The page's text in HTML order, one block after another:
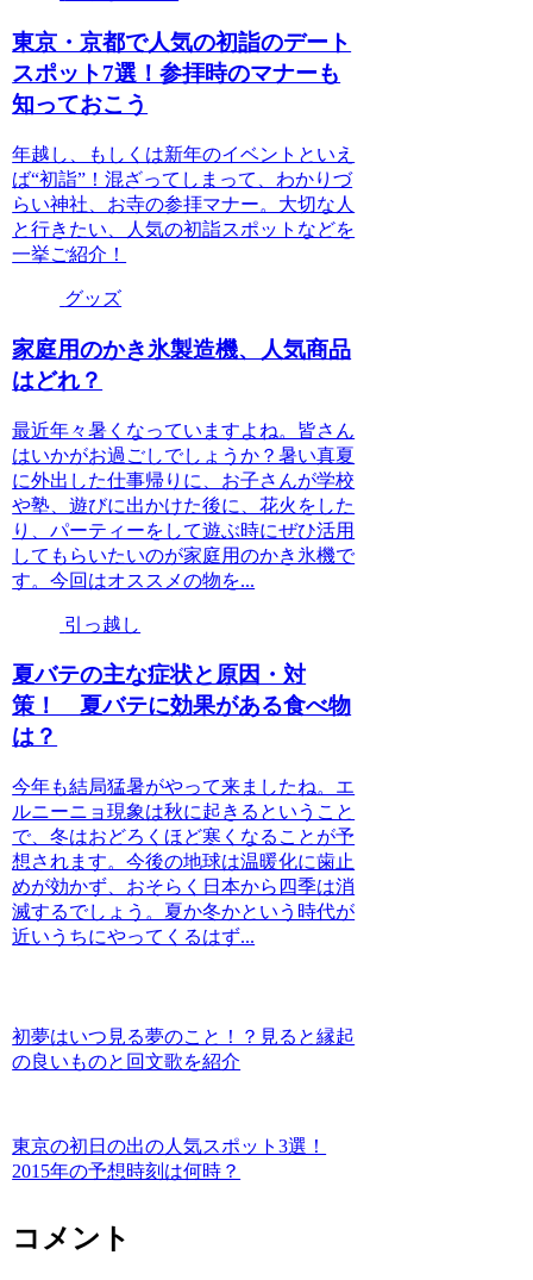
東京・京都で人気の初詣のデート
スポット7選！参拝時のマナーも
知っておこう
年越し、もしくは新年のイベントといえ
ば“初詣”！混ざってしまって、わかりづ
らい神社、お寺の参拝マナー。大切な人
と行きたい、人気の初詣スポットなどを
一挙ご紹介！
グッズ
家庭用のかき氷製造機、人気商品
はどれ？
最近年々暑くなっていますよね。皆さん
はいかがお過ごしでしょうか？暑い真夏
に外出した仕事帰りに、お子さんが学校
や塾、遊びに出かけた後に、花火をした
り、パーティーをして遊ぶ時にぜひ活用
してもらいたいのが家庭用のかき氷機で
す。今回はオススメの物を...
引っ越し
夏バテの主な症状と原因・対
策！ 夏バテに効果がある食べ物
は？
今年も結局猛暑がやって来ましたね。エ
ルニーニョ現象は秋に起きるということ
で、冬はおどろくほど寒くなることが予
想されます。今後の地球は温暖化に歯止
めが効かず、おそらく日本から四季は消
滅するでしょう。夏か冬かという時代が
近いうちにやってくるはず...
初夢はいつ見る夢のこと！？見ると縁起
の良いものと回文歌を紹介
東京の初日の出の人気スポット3選！
2015年の予想時刻は何時？
コメント